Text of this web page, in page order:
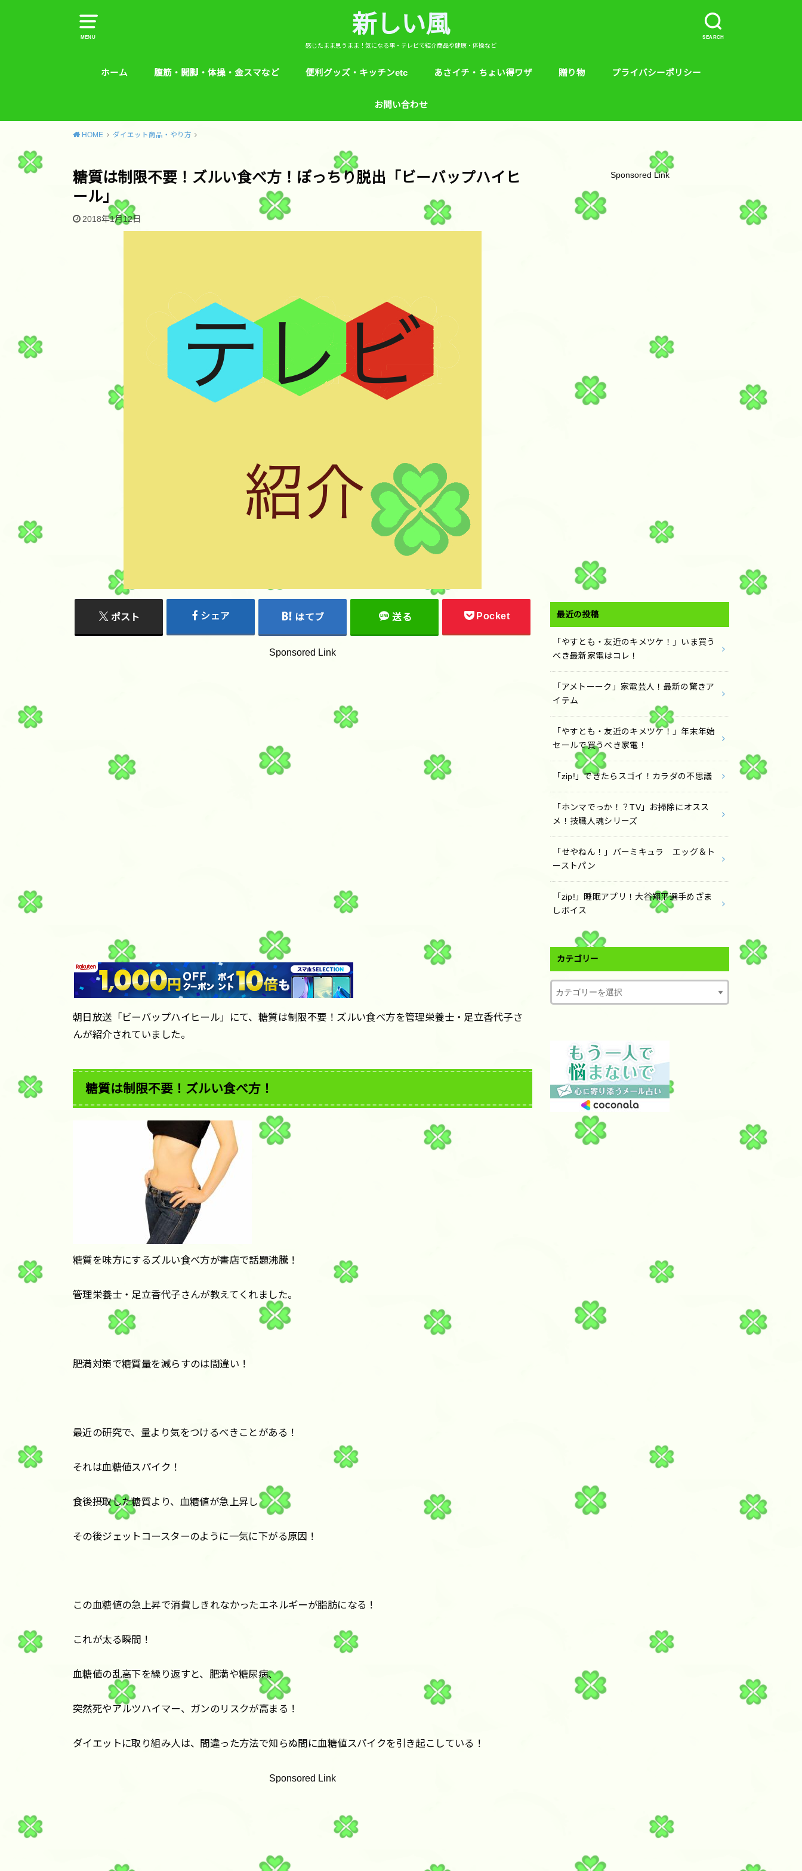
MENU SEARCH
新しい風
感じたまま思うまま！気になる事・テレビで紹介商品や健康・体操など
ホーム 腹筋・開脚・体操・金スマなど 便利グッズ・キッチンetc
芸能人！愛用品・お気に入り
ヒルナンデス！紹介
めざましテレビ紹介
あさイチ・ちょい得ワザ 贈り物 プライバシーポリシー
お問い合わせ
HOME ダイエット商品・やり方
糖質は制限不要！ズルい食べ方！ぽっちり脱出「ビーバップハイヒ
ール」
2018年1月12日
ポスト シェア はてブ 送る Pocket
Sponsored Link
朝日放送「ビーバップハイヒール」にて、糖質は制限不要！ズルい食べ方を管理栄養士・足立香代子さ
んが紹介されていました。
糖質は制限不要！ズルい食べ方！
糖質を味方にするズルい食べ方が書店で話題沸騰！
管理栄養士・足立香代子さんが教えてくれました。
肥満対策で糖質量を減らすのは間違い！
最近の研究で、量より気をつけるべきことがある！
それは血糖値スパイク！
食後摂取した糖質より、血糖値が急上昇し
その後ジェットコースターのように一気に下がる原因！
この血糖値の急上昇で消費しきれなかったエネルギーが脂肪になる！
これが太る瞬間！
血糖値の乱高下を繰り返すと、肥満や糖尿病、
突然死やアルツハイマー、ガンのリスクが高まる！
ダイエットに取り組み人は、間違った方法で知らぬ間に血糖値スパイクを引き起こしている！
Sponsored Link
Sponsored Link
最近の投稿
「やすとも・友近のキメツケ！」いま買う
べき最新家電はコレ！
「アメトーーク」家電芸人！最新の驚きア
イテム
「やすとも・友近のキメツケ！」年末年始
セールで買うべき家電！
「zip!」できたらスゴイ！カラダの不思議
「ホンマでっか！？TV」お掃除にオスス
メ！技職人魂シリーズ
「せやねん！」バーミキュラ エッグ＆ト
ーストパン
「zip!」睡眠アプリ！大谷翔平選手めざま
しボイス
カテゴリー